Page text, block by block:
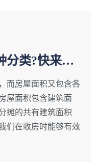
分类?快来了
而房屋面积又包含各
屋面积包含建筑面
摊的共有建筑面积
们在收房时能够有效